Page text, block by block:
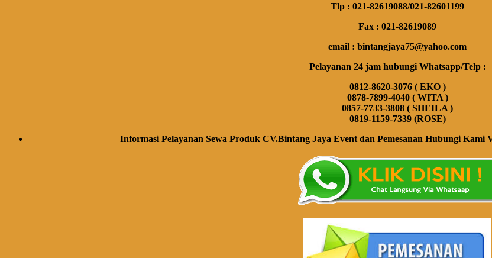
Tlp : 021-82619088/021-82601199
Fax : 021-82619089
email : bintangjaya75@yahoo.com
Pelayanan 24 jam hubungi Whatsapp/Telp :
0812-8620-3076 ( EKO )
0878-7899-4040 ( WITA )
0857-7733-3808 ( SHEILA )
0819-1159-7339 (ROSE)
Informasi Pelayanan Sewa Produk CV.Bintang Jaya Event dan Pemesanan Hubungi